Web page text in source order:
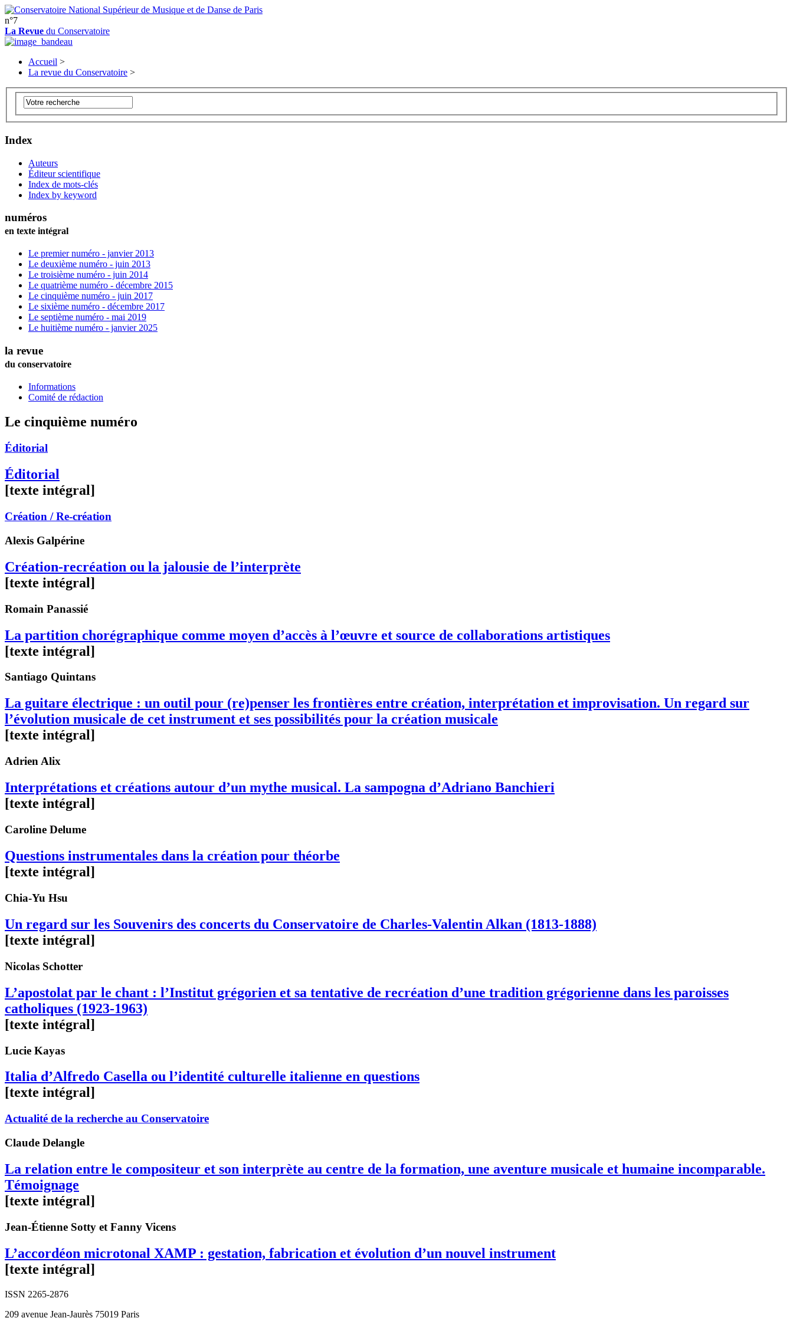
n°7
La Revue du Conservatoire
Accueil >
La revue du Conservatoire >
Index
Auteurs
Éditeur scientifique
Index de mots-clés
Index by keyword
numéros
en texte intégral
Le premier numéro - janvier 2013
Le deuxième numéro - juin 2013
Le troisième numéro - juin 2014
Le quatrième numéro - décembre 2015
Le cinquième numéro - juin 2017
Le sixième numéro - décembre 2017
Le septième numéro - mai 2019
Le huitième numéro - janvier 2025
la revue
du conservatoire
Informations
Comité de rédaction
Le cinquième numéro
Éditorial
Éditorial
[texte intégral]
Création / Re-création
Alexis Galpérine
Création-recréation ou la jalousie de l’interprète
[texte intégral]
Romain Panassié
La partition chorégraphique comme moyen d’accès à l’œuvre et source de collaborations artistiques
[texte intégral]
Santiago Quintans
La guitare électrique : un outil pour (re)penser les frontières entre création, interprétation et improvisation. Un regard sur
l’évolution musicale de cet instrument et ses possibilités pour la création musicale
[texte intégral]
AdrienAlix
Interprétations et créations autour d’un mythe musical. La sampogna d’Adriano Banchieri
[texte intégral]
Caroline Delume
Questions instrumentales dans la création pour théorbe
[texte intégral]
Chia-Yu Hsu
Un regard sur les Souvenirs des concerts du Conservatoire de Charles-Valentin Alkan (1813-1888)
[texte intégral]
Nicolas Schotter
L’apostolat par le chant : l’Institut grégorien et sa tentative de recréation d’une tradition grégorienne dans les paroisses
catholiques (1923-1963)
[texte intégral]
Lucie Kayas
Italia d’Alfredo Casella ou l’identité culturelle italienne en questions
[texte intégral]
Actualité de la recherche au Conservatoire
Claude Delangle
La relation entre le compositeur et son interprète au centre de la formation, une aventure musicale et humaine incomparable.
Témoignage
[texte intégral]
Jean-Étienne Sotty et Fanny Vicens
L’accordéon microtonal XAMP : gestation, fabrication et évolution d’un nouvel instrument
[texte intégral]
ISSN 2265-2876
209 avenue Jean-Jaurès 75019 Paris